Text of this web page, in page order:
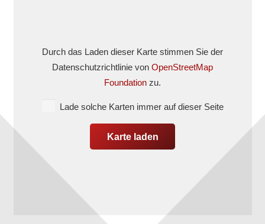
Durch das Laden dieser Karte stimmen Sie der
Datenschutzrichtlinie von OpenStreetMap
Foundation zu.
Lade solche Karten immer auf dieser Seite
Karte laden